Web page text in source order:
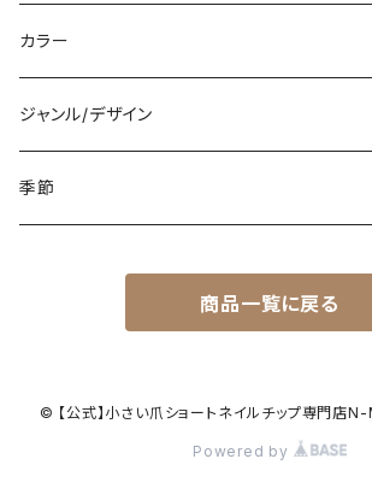
カラー
白
黒
黄色
ジャンル/デザイン
シンプル
星柄
季節
商品一覧に戻る
© 【公式】小さい爪ショートネイルチップ専門店
Powered by